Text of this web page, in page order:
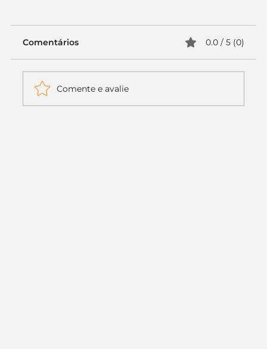
Comentários 0.0 / 5 (0)
Comente e avalie